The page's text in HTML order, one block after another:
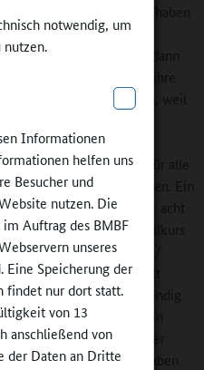
notwendig, um
Informationen
helfen uns
Besucher und
nutzen. Die
Auftrag des BMBF
unseres
Eine Speicherung der
findet nur dort statt.
von 13
anschließend von
der Daten an Dritte
einführen. „Früher haben
und Schüler in
Vetter. „Da waren wir dann
Briefe zu schreiben, als ihre
oft gar nicht erschienen, weil
empfanden.“
„Profilkurse“ für alle
erwiesen. Ein
für eine Stunde seine acht
für ein Jahr einen Profilkurs
Oberstufe“, „Deutsch /
gewählt
Raum, um selbstständig
lernen. Sie entscheiden
die laut Tilo Vetter „früher
– oder individuelle Aufgaben